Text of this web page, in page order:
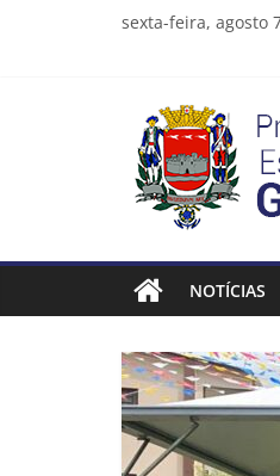
sexta-feira, agosto
Prefeitura
Estância
Turística
Guaratinguetá
NOTÍCIAS